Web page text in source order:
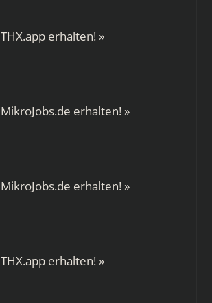
THX.apperhalten! »
MikroJobs.de erhalten! »
MikroJobs.de erhalten! »
THX.apperhalten! »